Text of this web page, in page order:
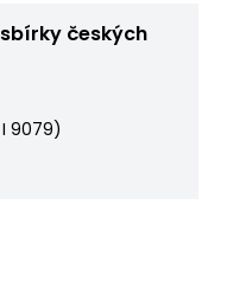
českých
I 9079)